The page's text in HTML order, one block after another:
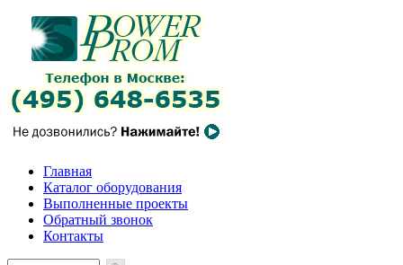
Главная
Каталог оборудования
Выполненные проекты
Обратный звонок
Контакты